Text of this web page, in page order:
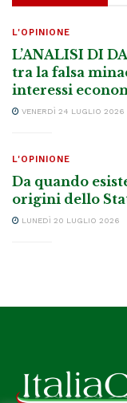
L'OPINIONE
L’ANALISI DI
tra la falsa
interessi
VENERDÌ 24 LUGLIO 2026
L'OPINIONE
Da quando
origini dello
LUNEDÌ 20 LUGLIO 2026